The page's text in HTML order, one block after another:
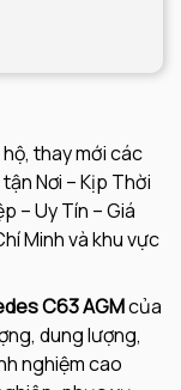
thay mới các
tận Nơi – Kịp Thời
– Uy Tín – Giá
Minh và khu vực
C63 AGMcủa
dung lượng,
nghiệm cao